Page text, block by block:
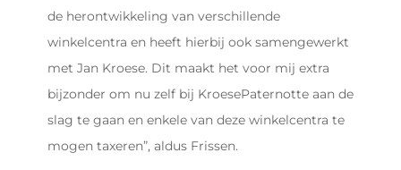
de herontwikkeling van verschillende
winkelcentra en heeft hierbij ook samengewerkt
met Jan Kroese. Dit maakt het voor mij extra
bijzonder om nu zelf bij KroesePaternotte aan de
slag te gaan en enkele van deze winkelcentra te
mogen taxeren”, aldus Frissen.